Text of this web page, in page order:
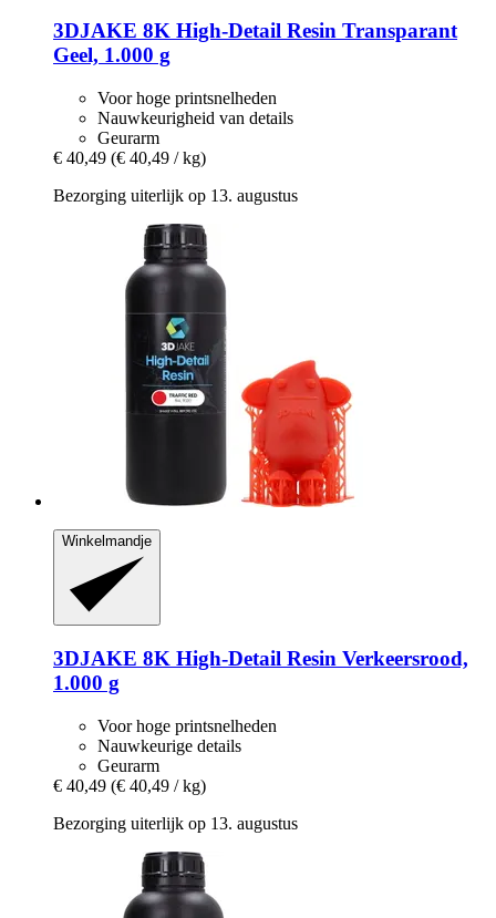
3DJAKE 8K High-​Detail Resin Transparant
Geel, 1.000 g
Voor hoge printsnelheden
Nauwkeurigheid van details
Geurarm
€ 40,49 (€ 40,49 / kg)
Bezorging uiterlijk op 13. augustus
Winkelmandje
3DJAKE 8K High-​Detail Resin Verkeersrood,
1.000 g
Voor hoge printsnelheden
Nauwkeurige details
Geurarm
€ 40,49 (€ 40,49 / kg)
Bezorging uiterlijk op 13. augustus